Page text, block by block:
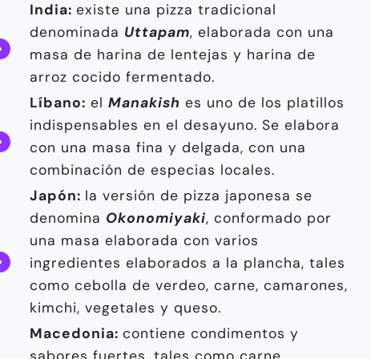
India: existe una pizza tradicional
denominada Uttapam, elaborada con una
masa de harina de lentejas y harina de
arroz cocido fermentado.
Líbano: el Manakish es uno de los platillos
indispensables en el desayuno. Se elabora
con una masa fina y delgada, con una
combinación de especias locales.
Japón: la versión de pizza japonesa se
denomina Okonomiyaki, conformado por
una masa elaborada con varios
ingredientes elaborados a la plancha, tales
como cebolla de verdeo, carne, camarones,
kimchi, vegetales y queso.
Macedonia: contiene condimentos y